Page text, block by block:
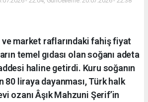
ve market raflarındaki fahiş fiyat
temel gıdası olan soğanı adeta
haline getirdi. Kuru soğanın
80 liraya dayanması, Türk halk
ozanı Âşık Mahzuni Şerif’in